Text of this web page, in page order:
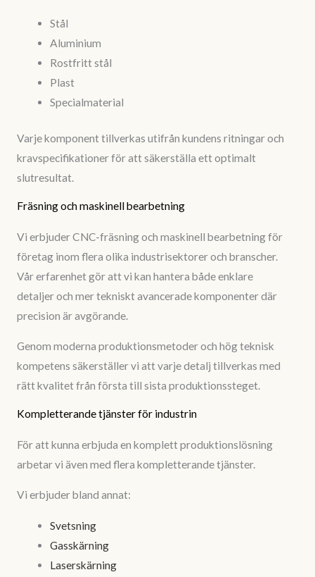
Stål
Aluminium
Rostfritt stål
Plast
Specialmaterial
Varje komponent tillverkas utifrån kundens ritningar och
kravspecifikationer för att säkerställa ett optimalt
slutresultat.
Fräsning och maskinell bearbetning
Vi erbjuder CNC-fräsning och maskinell bearbetning för
företag inom flera olika industrisektorer och branscher.
Vår erfarenhet gör att vi kan hantera både enklare
detaljer och mer tekniskt avancerade komponenter där
precision är avgörande.
Genom moderna produktionsmetoder och hög teknisk
kompetens säkerställer vi att varje detalj tillverkas med
rätt kvalitet från första till sista produktionssteget.
Kompletterande tjänster för industrin
För att kunna erbjuda en komplett produktionslösning
arbetar vi även med flera kompletterande tjänster.
Vi erbjuder bland annat:
Svetsning
Gasskärning
Laserskärning